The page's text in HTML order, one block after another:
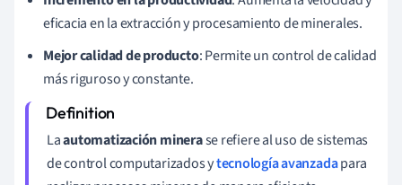
eficacia en la extracción y procesamiento de minerales.
Mejor calidad de producto: Permite un control de calidad
más riguroso y constante.
Laautomatización minerase refiere al uso de sistemas
de control computarizados ytecnología avanzadapara